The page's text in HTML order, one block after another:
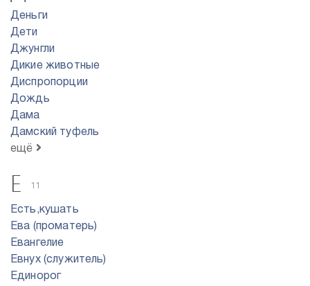
Деньги
Дети
Джунгли
Дикие животные
Диспропорции
Дождь
Дама
Дамский туфель
ещё
Е 11
Есть,кушать
Ева (проматерь)
Евангелие
Евнух (служитель)
Единорог